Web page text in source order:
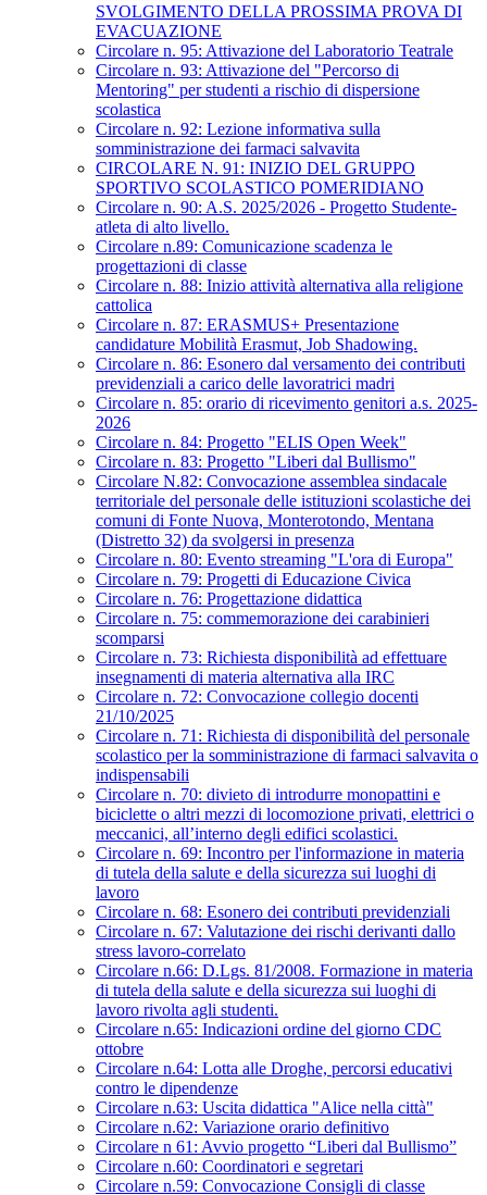
SVOLGIMENTO DELLA PROSSIMA PROVA DI
EVACUAZIONE
Circolare n. 95: Attivazione del Laboratorio Teatrale
Circolare n. 93: Attivazione del "Percorso di
Mentoring" per studenti a rischio di dispersione
scolastica
Circolare n. 92: Lezione informativa sulla
somministrazione dei farmaci salvavita
CIRCOLARE N. 91: INIZIO DEL GRUPPO
SPORTIVO SCOLASTICO POMERIDIANO
Circolare n. 90: A.S. 2025/2026 - Progetto Studente-
atleta di alto livello.
Circolare n.89: Comunicazione scadenza le
progettazioni di classe
Circolare n. 88: Inizio attività alternativa alla religione
cattolica
Circolare n. 87: ERASMUS+ Presentazione
candidature Mobilità Erasmut, Job Shadowing.
Circolare n. 86: Esonero dal versamento dei contributi
previdenziali a carico delle lavoratrici madri
Circolare n. 85: orario di ricevimento genitori a.s. 2025-
2026
Circolare n. 84: Progetto "ELIS Open Week"
Circolare n. 83: Progetto "Liberi dal Bullismo"
Circolare N.82: Convocazione assemblea sindacale
territoriale del personale delle istituzioni scolastiche dei
comuni di Fonte Nuova, Monterotondo, Mentana
(Distretto 32) da svolgersi in presenza
Circolare n. 80: Evento streaming "L'ora di Europa"
Circolare n. 79: Progetti di Educazione Civica
Circolare n. 76: Progettazione didattica
Circolare n. 75: commemorazione dei carabinieri
scomparsi
Circolare n. 73: Richiesta disponibilità ad effettuare
insegnamenti di materia alternativa alla IRC
Circolare n. 72: Convocazione collegio docenti
21/10/2025
Circolare n. 71: Richiesta di disponibilità del personale
scolastico per la somministrazione di farmaci salvavita o
indispensabili
Circolare n. 70: divieto di introdurre monopattini e
biciclette o altri mezzi di locomozione privati, elettrici o
meccanici, all’interno degli edifici scolastici.
Circolare n. 69: Incontro per l'informazione in materia
di tutela della salute e della sicurezza sui luoghi di
lavoro
Circolare n. 68: Esonero dei contributi previdenziali
Circolare n. 67: Valutazione dei rischi derivanti dallo
stress lavoro-correlato
Circolare n.66: D.Lgs. 81/2008. Formazione in materia
di tutela della salute e della sicurezza sui luoghi di
lavoro rivolta agli studenti.
Circolare n.65: Indicazioni ordine del giorno CDC
ottobre
Circolare n.64: Lotta alle Droghe, percorsi educativi
contro le dipendenze
Circolare n.63: Uscita didattica "Alice nella città"
Circolare n.62: Variazione orario definitivo
Circolare n 61: Avvio progetto “Liberi dal Bullismo”
Circolare n.60: Coordinatori e segretari
Circolare n.59: Convocazione Consigli di classe